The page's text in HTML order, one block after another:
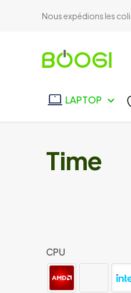
Nous expédions les
LAPTOP
Time
CPU